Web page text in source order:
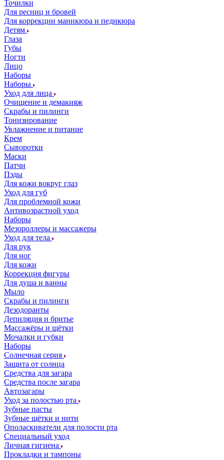
Точилки
Для ресниц и бровей
Для коррекции маникюра и педикюра
Детям
Глаза
Губы
Ногти
Лицо
Наборы
Наборы
Уход для лица
Очищение и демакияж
Скрабы и пилинги
Тонизирование
Увлажнение и питание
Крем
Сыворотки
Маски
Патчи
Пэды
Для кожи вокруг глаз
Уход для губ
Для проблемной кожи
Антивозрастной уход
Наборы
Мезороллеры и массажеры
Уход для тела
Для рук
Для ног
Для кожи
Коррекция фигуры
Для душа и ванны
Мыло
Скрабы и пилинги
Дезодоранты
Депиляция и бритье
Массажёры и щётки
Мочалки и губки
Наборы
Солнечная серия
Защита от солнца
Средства для загара
Средства после загара
Автозагары
Уход за полостью рта
Зубные пасты
Зубные щётки и нити
Ополаскиватели для полости рта
Специальный уход
Личная гигиена
Прокладки и тампоны